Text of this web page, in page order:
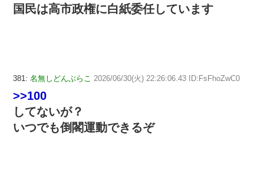
国民は高市政権に白紙委任しています
381: 名無しどんぶらこ 2026/06/30(火) 22:26:06.43 ID:FsFhoZwC0
>>100
してないが？
いつでも倒閣運動できるぞ